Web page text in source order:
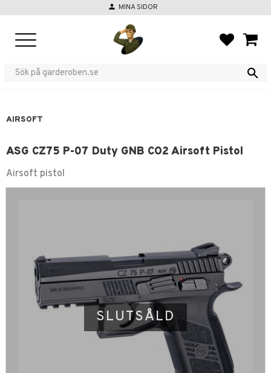
person MINA SIDOR
AIRSOFT
ASG CZ75 P-07 Duty GNB CO2 Airsoft Pistol
Airsoft pistol
SLUTSÅLD